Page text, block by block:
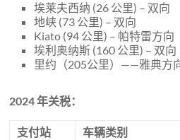
埃莱夫西纳 (26 公里) – 双向
地峡 (73 公里) – 双向
Kiato (94 公里) – 帕特雷方向
埃利奥纳斯 (160 公里) – 双向
里约（205公里）——雅典方
2024 年关税：
支付站
车辆类别